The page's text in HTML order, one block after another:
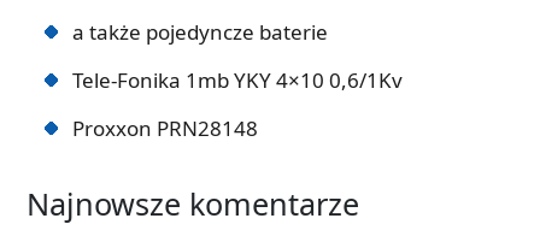
a także pojedyncze baterie
Tele-Fonika 1mb YKY 4×10 0,6/1Kv
Proxxon PRN28148
Najnowsze komentarze